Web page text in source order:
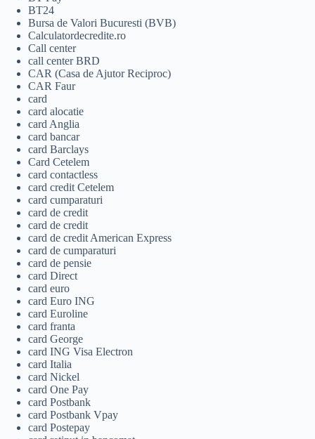
BT24
Bursa de Valori Bucuresti (BVB)
Calculatordecredite.ro
Call center
call center BRD
CAR (Casa de Ajutor Reciproc)
CAR Faur
card
card alocatie
card Anglia
card bancar
card Barclays
Card Cetelem
card contactless
card credit Cetelem
card cumparaturi
card de credit
card de credit
card de credit American Express
card de cumparaturi
card de pensie
card Direct
card euro
card Euro ING
card Euroline
card franta
card George
card ING Visa Electron
card Italia
card Nickel
card One Pay
card Postbank
card Postbank Vpay
card Postepay